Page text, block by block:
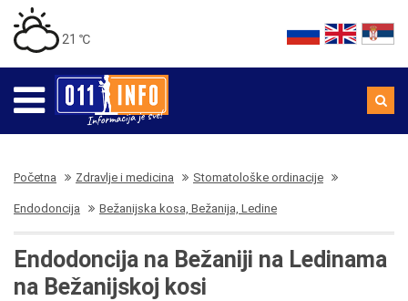
21 ℃
Početna Zdravlje i medicina Stomatološke ordinacije
Endodoncija Bežanijska kosa, Bežanija, Ledine
Endodoncija na Bežaniji na Ledinama
na Bežanijskoj kosi